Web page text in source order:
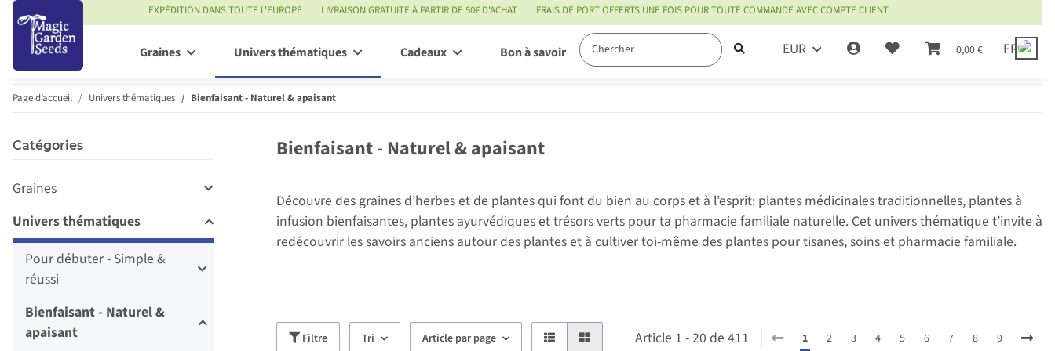
EXPÉDITION DANS TOUTE L'EUROPE LIVRAISON GRATUITE À PARTIR DE 50€ D'ACHAT FRAIS DE PORT OFFERTS UNE FOIS POUR TOUTE COMMANDE AVEC COMPTE CLIENT
EUR 0,00 € FR
Graines Univers thématiques Cadeaux Bon à savoir Service
Page d’accueil Univers thématiques Bienfaisant - Naturel & apaisant
Bienfaisant - Naturel & apaisant
Découvre des graines d’herbes et de plantes qui font du bien au corps et à l’esprit: plantes médicinales traditionnelles, plantes à
infusion bienfaisantes, plantes ayurvédiques et trésors verts pour ta pharmacie familiale naturelle. Cet univers thématique t’invite à
redécouvrir les savoirs anciens autour des plantes et à cultiver toi-même des plantes pour tisanes, soins et pharmacie familiale.
Filtre Tri Article par page Article 1 - 20 de 411 1 2 3 4 5 6 7 8 9
Catégories
Graines
Univers thématiques
Pour débuter - Simple &
réussi
Bienfaisant - Naturel &
apaisant